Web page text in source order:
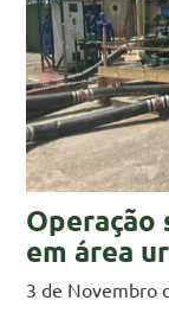
Operação
em área
3 de Novembro